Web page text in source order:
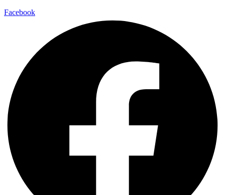
Facebook